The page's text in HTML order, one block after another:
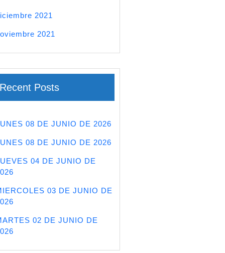
2021
2021
Recent Posts
08 DE JUNIO DE 2026
08 DE JUNIO DE 2026
04 DE JUNIO DE
03 DE JUNIO DE
02 DE JUNIO DE